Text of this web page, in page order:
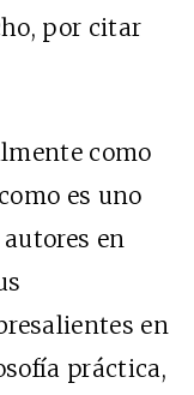
por citar
como
es uno
en
en
práctica,